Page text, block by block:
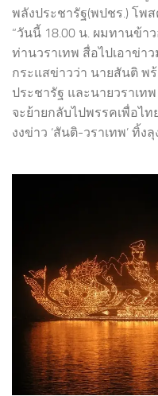
พลังประชารัฐ(พปชร.) โพ
“วันนี้ 18.00 น. ผมทานข้
ท่านวราเทพ สื่อไปเอาข่า
กระแสข่าวว่า นายสันติ
ประชารัฐ และนายวราเท
จะย้ายกลับไปพรรคเพื่อไท
งงข่าว ‘สันติ-วราเทพ’ ทิ้งลุ